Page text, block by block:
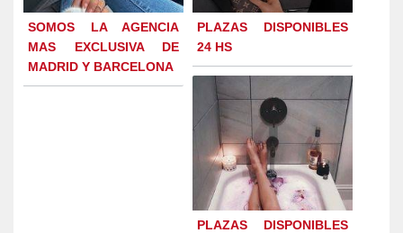
SOMOS LA AGENCIA
MAS EXCLUSIVA DE
MADRID Y BARCELONA
PLAZAS DISPONIBLES
24 HS
PLAZAS DISPONIBLES